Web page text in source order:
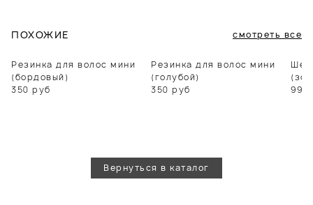
ПОХОЖИЕ смотреть все
Резинка для волос мини
(бордовый)
350 руб
Резинка для волос мини
(голубой)
350 руб
990
Вернуться в каталог